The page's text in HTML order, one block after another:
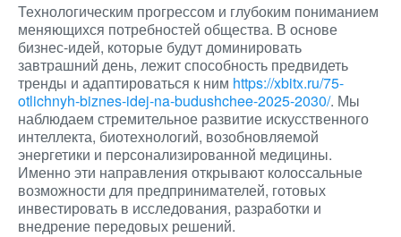
Технологическим прогрессом и глубоким пониманием
меняющихся потребностей общества. В основе
бизнес-идей, которые будут доминировать
завтрашний день, лежит способность предвидеть
тренды и адаптироваться к ним https://xbitx.ru/75-
otlichnyh-biznes-idej-na-budushchee-2025-2030/. Мы
наблюдаем стремительное развитие искусственного
интеллекта, биотехнологий, возобновляемой
энергетики и персонализированной медицины.
Именно эти направления открывают колоссальные
возможности для предпринимателей, готовых
инвестировать в исследования, разработки и
внедрение передовых решений.